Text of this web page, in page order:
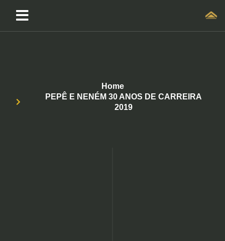
Home
PEPÊ E NENÉM 30 ANOS DE CARREIRA
2019